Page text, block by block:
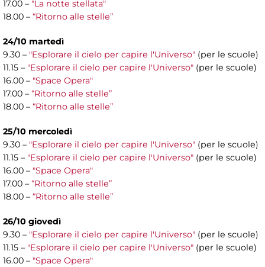
17.00 – "La notte stellata"
18.00 – “Ritorno alle stelle”
24/10 martedì
9.30 – "Esplorare il cielo per capire l'Universo" (per le scuole)
11.15 – "Esplorare il cielo per capire l'Universo" (per le scuole)
16.00 – "Space Opera"
17.00 – “Ritorno alle stelle”
18.00 – “Ritorno alle stelle”
25/10 mercoledì
9.30 – "Esplorare il cielo per capire l'Universo" (per le scuole)
11.15 – "Esplorare il cielo per capire l'Universo" (per le scuole)
16.00 – "Space Opera"
17.00 – “Ritorno alle stelle”
18.00 – “Ritorno alle stelle”
26/10 giovedì
9.30 – "Esplorare il cielo per capire l'Universo" (per le scuole)
11.15 – "Esplorare il cielo per capire l'Universo" (per le scuole)
16.00 – "Space Opera"